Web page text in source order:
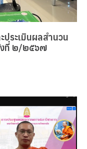
ระเมินผลสำนวน
งที่ ๒/๒๕๖๗